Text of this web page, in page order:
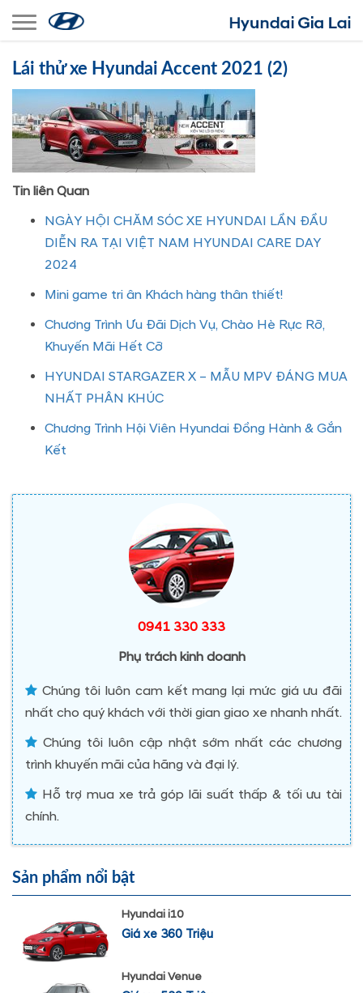
Toggle navigation
Lái thử xe Hyundai Accent 2021 (2)
Tin liên Quan
NGÀY HỘI CHĂM SÓC XE HYUNDAI LẦN ĐẦU
DIỄN RA TẠI VIỆT NAM HYUNDAI CARE DAY
2024
Mini game tri ân Khách hàng thân thiết!
Chương Trình Ưu Đãi Dịch Vụ, Chào Hè Rực Rỡ,
Khuyến Mãi Hết Cỡ
HYUNDAI STARGAZER X – MẪU MPV ĐÁNG MUA
NHẤT PHÂN KHÚC
Chương Trình Hội Viên Hyundai Đồng Hành & Gắn
Kết
0941 330 333
Phụ trách kinh doanh
Chúng tôi luôn cam kết mang lại mức giá ưu đãi
nhất cho quý khách với thời gian giao xe nhanh nhất.
Chúng tôi luôn cập nhật sớm nhất các chương
trình khuyến mãi của hãng và đại lý.
Hỗ trợ mua xe trả góp lãi suất thấp & tối ưu tài
chính.
Sản phẩm nổi bật
Hyundai i10
Giá xe 360 Triệu
Hyundai Venue